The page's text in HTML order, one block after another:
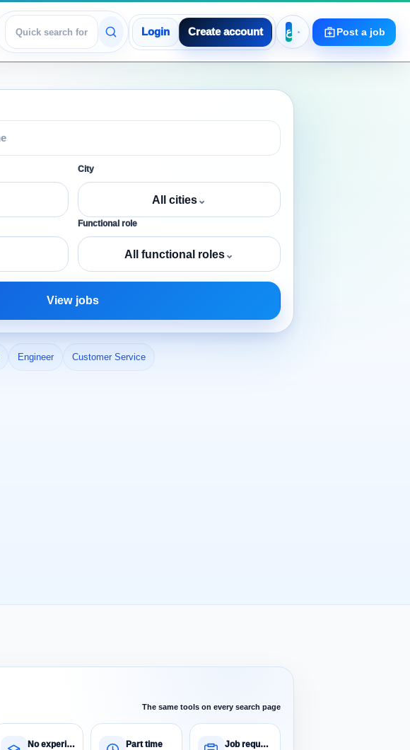
View jobs
Login Create account Post a job
City
All cities⌄
Functional role
All functional roles⌄
View jobs
Engineer Customer Service
The same tools on every search page
No experience Part time Job requests